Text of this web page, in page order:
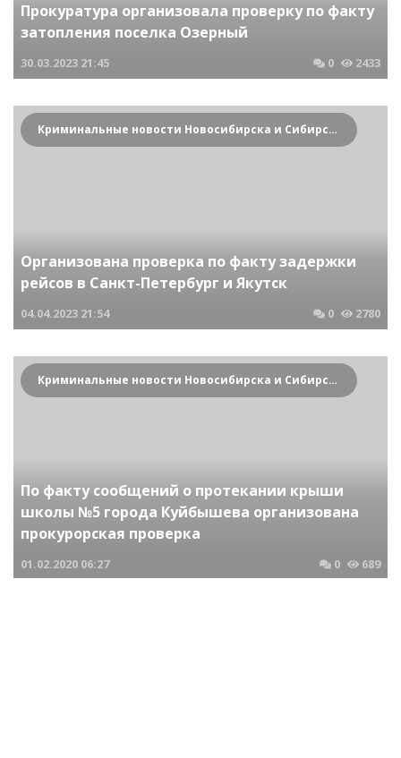
Прокуратура организовала проверку по факту
затопления поселка Озерный
30.03.2023 21:45 0 2433
Криминальные новости Новосибирска и Сибирского региона
Организована проверка по факту задержки
рейсов в Санкт-Петербург и Якутск
04.04.2023 21:54 0 2780
Криминальные новости Новосибирска и Сибирского региона
По факту сообщений о протекании крыши
школы №5 города Куйбышева организована
прокурорская проверка
01.02.2020 06:27 0 689